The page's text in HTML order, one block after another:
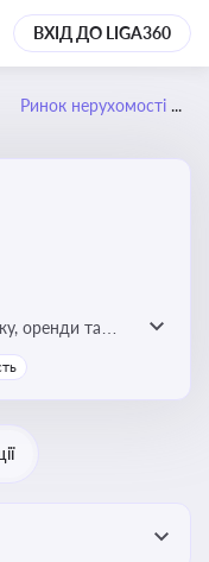
ВХІД ДО LIGA360
Ринок нерухомості
оренди та
для бізнесу,
майна